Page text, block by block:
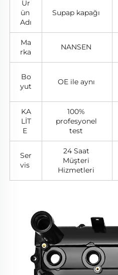
Ür
ün
Supap kapağı
Ma
NANSEN
Bo
OE ile aynı
KA
LİT
E
100%
profesyonel
test
Ser
vis
24 Saat
Müşteri
Hizmetleri